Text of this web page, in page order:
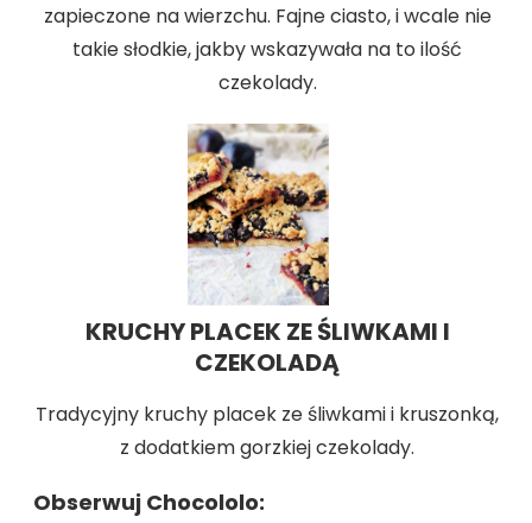
zapieczone na wierzchu. Fajne ciasto, i wcale nie
takie słodkie, jakby wskazywała na to ilość
czekolady.
KRUCHY PLACEK ZE ŚLIWKAMI I
CZEKOLADĄ
Tradycyjny kruchy placek ze śliwkami i kruszonką,
z dodatkiem gorzkiej czekolady.
Obserwuj Chocololo: